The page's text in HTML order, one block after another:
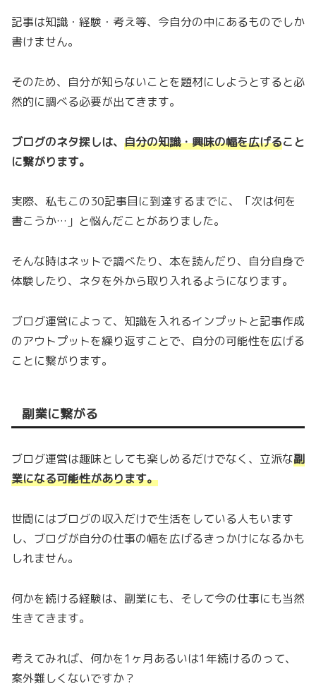
記事は知識・経験・考え等、今自分の中にあるものでしか
書けません。
そのため、自分が知らないことを題材にしようとすると必
然的に調べる必要が出てきます。
ブログのネタ探しは、 自分の知識・興味の幅を広げること
に繋がります。
実際、私もこの30記事目に到達するまでに、「次は何を
書こうか…」と悩んだことがありました。
そんな時はネットで調べたり、本を読んだり、自分自身で
体験したり、ネタを外から取り入れるようになります。
ブログ運営によって、知識を入れるインプットと記事作成
のアウトプットを繰り返すことで、自分の可能性を広げる
ことに繋がります。
副業に繋がる
ブログ運営は趣味としても楽しめるだけでなく、立派な副
業になる可能性があります。
世間にはブログの収入だけで生活をしている人もいます
し、ブログが自分の仕事の幅を広げるきっかけになるかも
しれません。
何かを続ける経験は、副業にも、そして今の仕事にも当然
生きてきます。
考えてみれば、何かを1ヶ月あるいは1年続けるのって、
案外難しくないですか？